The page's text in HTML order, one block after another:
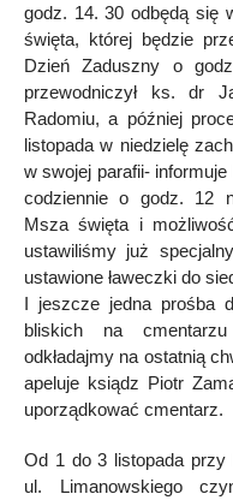
godz. 14. 30 odbędą się
święta, której będzie
Dzień Zaduszny o
przewodniczył ks. dr
Radomiu, a później
listopada w niedzielę
w swojej parafii-
codziennie o godz. 12
Msza święta i
ustawiliśmy już
ustawione ławeczki do
I jeszcze jedna prośba
bliskich na
odkładajmy na ostatnią
apeluje ksiądz Piotr
uporządkować cmentarz.
Od 1 do 3 listopada przy
ul. Limanowskiego